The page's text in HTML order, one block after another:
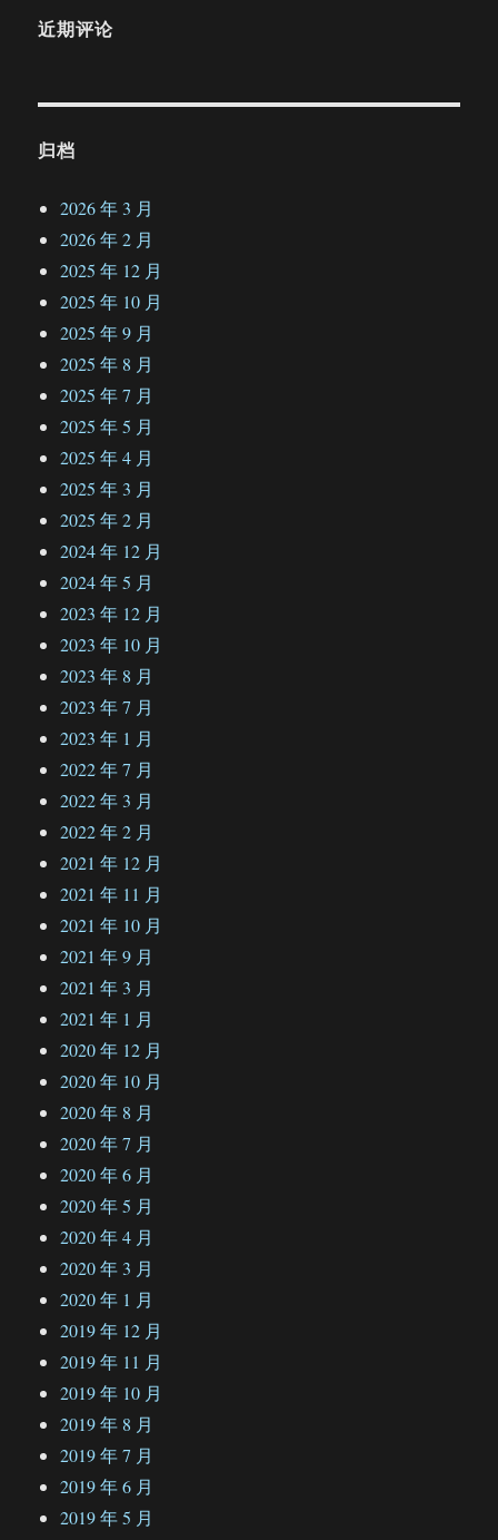
近期评论
归档
2026 年 3 月
2026 年 2 月
2025 年 12 月
2025 年 10 月
2025 年 9 月
2025 年 8 月
2025 年 7 月
2025 年 5 月
2025 年 4 月
2025 年 3 月
2025 年 2 月
2024 年 12 月
2024 年 5 月
2023 年 12 月
2023 年 10 月
2023 年 8 月
2023 年 7 月
2023 年 1 月
2022 年 7 月
2022 年 3 月
2022 年 2 月
2021 年 12 月
2021 年 11 月
2021 年 10 月
2021 年 9 月
2021 年 3 月
2021 年 1 月
2020 年 12 月
2020 年 10 月
2020 年 8 月
2020 年 7 月
2020 年 6 月
2020 年 5 月
2020 年 4 月
2020 年 3 月
2020 年 1 月
2019 年 12 月
2019 年 11 月
2019 年 10 月
2019 年 8 月
2019 年 7 月
2019 年 6 月
2019 年 5 月